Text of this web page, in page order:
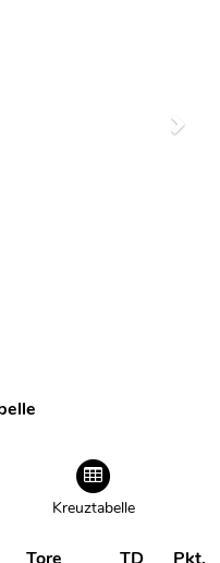
Kreuztabelle